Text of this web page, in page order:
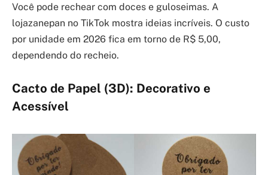
Você pode rechear com doces e guloseimas. A
lojazanepan no TikTok mostra ideias incríveis. O custo
por unidade em 2026 fica em torno de R$ 5,00,
dependendo do recheio.
Cacto de Papel (3D): Decorativo e
Acessível